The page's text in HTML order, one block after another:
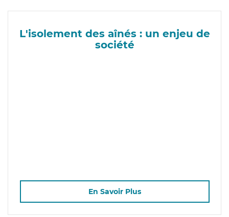
L'isolement des aînés : un enjeu de
société
En Savoir Plus